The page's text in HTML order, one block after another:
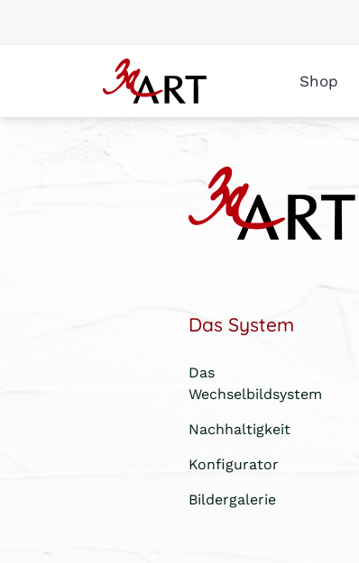
Shop
Das System
Das
Wechselbildsystem
Nachhaltigkeit
Konfigurator
Bildergalerie